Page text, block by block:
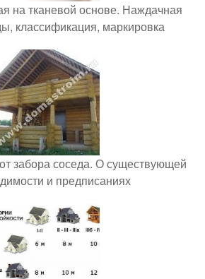
на тканевой основе. Наждачная
классификация, маркировка
забора соседа. О существующей
и предписаниях